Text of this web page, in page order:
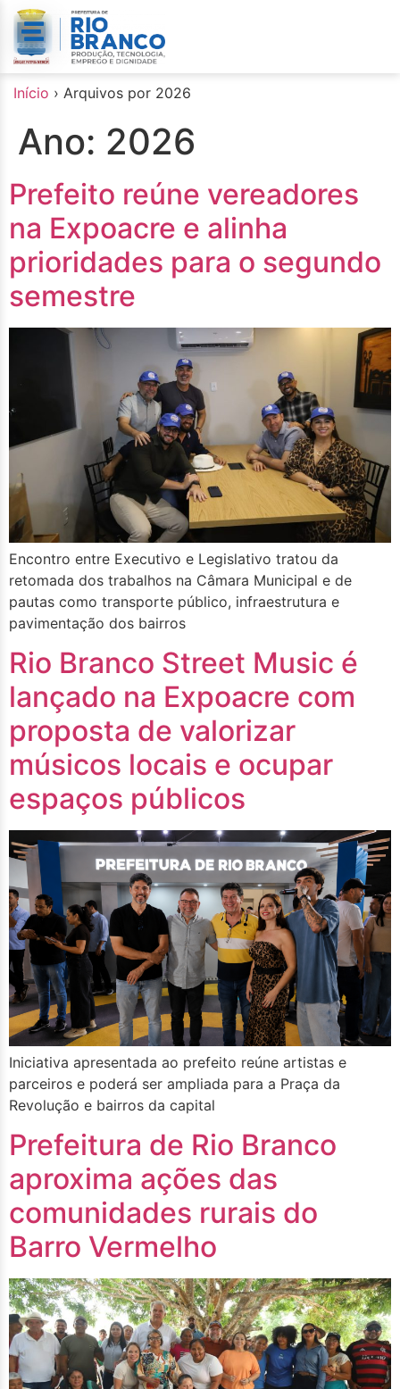
conteúdo
Início › Arquivos por 2026
Ano: 2026
Prefeito reúne vereadores
na Expoacre e alinha
prioridades para o segundo
semestre
Encontro entre Executivo e Legislativo tratou da
retomada dos trabalhos na Câmara Municipal e de
pautas como transporte público, infraestrutura e
pavimentação dos bairros
Rio Branco Street Music é
lançado na Expoacre com
proposta de valorizar
músicos locais e ocupar
espaços públicos
Iniciativa apresentada ao prefeito reúne artistas e
parceiros e poderá ser ampliada para a Praça da
Revolução e bairros da capital
Prefeitura de Rio Branco
aproxima ações das
comunidades rurais do
Barro Vermelho